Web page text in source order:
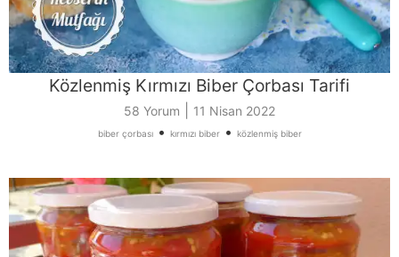
Közlenmiş Kırmızı Biber Çorbası Tarifi
58 Yorum 11 Nisan 2022
biber çorbası• kırmızı biber• közlenmiş biber